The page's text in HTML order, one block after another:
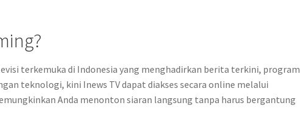
terkemuka di Indonesia yang menghadirkan berita terkini, program
teknologi, kini Inews TV dapat diakses secara online melalui
Anda menonton siaran langsung tanpa harus bergantung